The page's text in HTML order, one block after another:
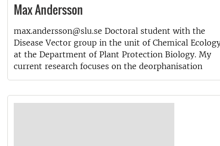
Max Andersson
max.andersson@slu.se Doctoral student with the
Disease Vector group in the unit of Chemical
at the Department of Plant Protection Biology. My
current research focuses on the deorphanisation